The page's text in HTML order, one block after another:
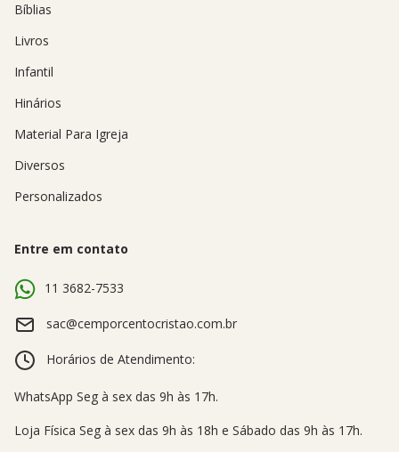
Bíblias
Livros
Infantil
Hinários
Material Para Igreja
Diversos
Personalizados
Entre em contato
11 3682-7533
sac@cemporcentocristao.com.br
Horários de Atendimento: